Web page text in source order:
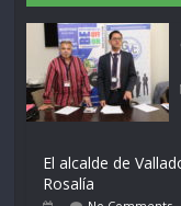
El alcalde de
Rosalía